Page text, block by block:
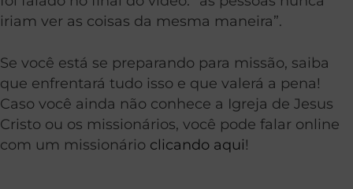
iriam ver as coisas da mesma maneira”.
Se você está se preparando para missão, saiba
que enfrentará tudo isso e que valerá a pena!
Caso você ainda não conhece a Igreja de Jesus
Cristo ou os missionários, você pode falar online
com um missionário clicando aqui!